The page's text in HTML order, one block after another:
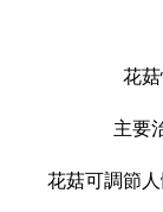
花
主要
花菇可調節